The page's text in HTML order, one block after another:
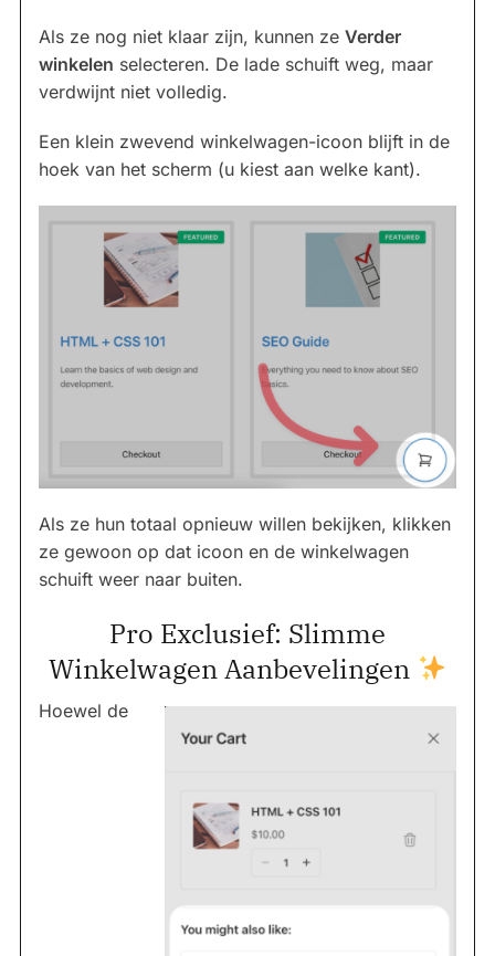
Als ze nog niet klaar zijn, kunnen ze Verder
winkelen selecteren. De lade schuift weg, maar
verdwijnt niet volledig.
Een klein zwevend winkelwagen-icoon blijft in de
hoek van het scherm (u kiest aan welke kant).
Als ze hun totaal opnieuw willen bekijken, klikken
ze gewoon op dat icoon en de winkelwagen
schuift weer naar buiten.
Pro Exclusief: Slimme
Winkelwagen Aanbevelingen
Hoewel de